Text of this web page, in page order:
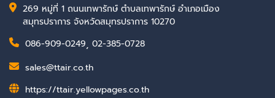
269 หมู่ที่ 1 ถนนเทพารักษ์ ตำบลเทพารักษ์ อำเภอเมือง
สมุทรปราการ จังหวัดสมุทรปราการ 10270
086-909-0249, 02-385-0728
sales@ttair.co.th
https://ttair.yellowpages.co.th